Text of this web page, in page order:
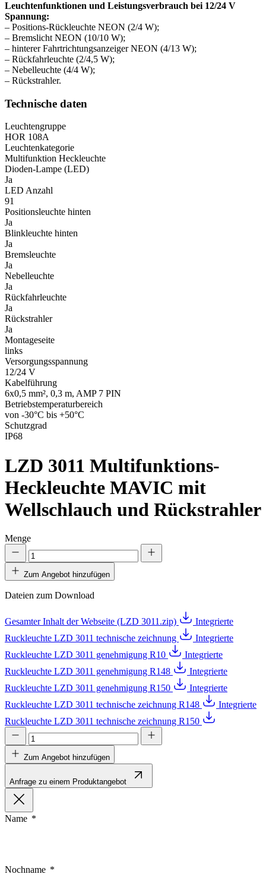
Leuchtenfunktionen und Leistungsverbrauch bei 12/24 V
Spannung:
– Positions-Rückleuchte NEON (2/4 W);
– Bremslicht NEON (10/10 W);
– hinterer Fahrtrichtungsanzeiger NEON (4/13 W);
– Rückfahrleuchte (2/4,5 W);
– Nebelleuchte (4/4 W);
– Rückstrahler.
Technische daten
Leuchtengruppe
HOR 108A
Leuchtenkategorie
Multifunktion Heckleuchte
Dioden-Lampe (LED)
Ja
LED Anzahl
91
Positionsleuchte hinten
Ja
Blinkleuchte hinten
Ja
Bremsleuchte
Ja
Nebelleuchte
Ja
Rückfahrleuchte
Ja
Rückstrahler
Ja
Montageseite
links
Versorgungsspannung
12/24 V
Kabelführung
6x0,5 mm², 0,3 m, AMP 7 PIN
Betriebstemperaturbereich
von -30°C bis +50°C
Schutzgrad
IP68
LZD 3011 Multifunktions-
Heckleuchte MAVIC mit
Wellschlauch und Rückstrahler
Menge
Zum Angebot hinzufügen
Dateien zum Download
Gesamter Inhalt der Webseite (LZD 3011.zip)
Integrierte
Ruckleuchte LZD 3011 technische zeichnung
Integrierte
Ruckleuchte LZD 3011 genehmigung R10
Integrierte
Ruckleuchte LZD 3011 genehmigung R148
Integrierte
Ruckleuchte LZD 3011 genehmigung R150
Integrierte
Ruckleuchte LZD 3011 technische zeichnung R148
Integrierte
Ruckleuchte LZD 3011 technische zeichnung R150
Zum Angebot hinzufügen
Anfrage zu einem Produktangebot
Name
Nochname